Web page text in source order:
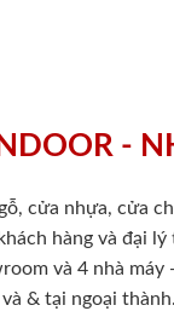
-
cửa nhựa, cửa
hàng và đại
và 4 nhà
& tại ngoại thành.